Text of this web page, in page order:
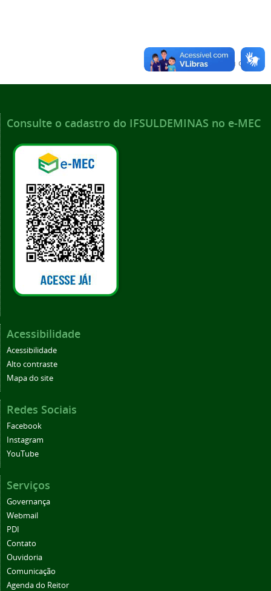
Voltar para o topo
Consulte o cadastro do IFSULDEMINAS no e-MEC
Acessibilidade
Acessibilidade
Alto contraste
Mapa do site
Redes Sociais
Facebook
Instagram
YouTube
Serviços
Governança
Webmail
PDI
Contato
Ouvidoria
Comunicação
Agenda do Reitor